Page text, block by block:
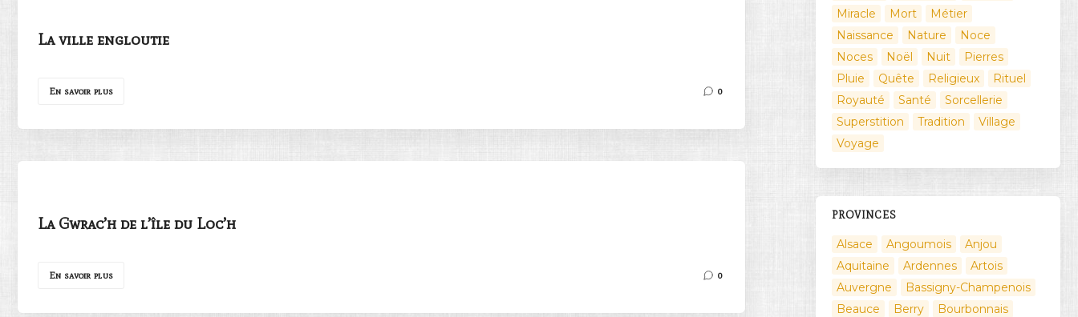
La ville engloutie
En savoir plus 0
La Gwrac’h de l’île du Loc’h
En savoir plus 0
Miracle
Mort
Métier
Naissance
Nature
Noce
Noces
Noël Nuit
Pierres
Pluie
Quête Religieux
Rituel
Royauté
Santé
Sorcellerie
Superstition
Tradition
Village
Voyage
PROVINCES
Alsace Angoumois
Anjou
Aquitaine
Ardennes
Artois
Auvergne
Bassigny-Champenois
Beauce
Berry
Bourbonnais